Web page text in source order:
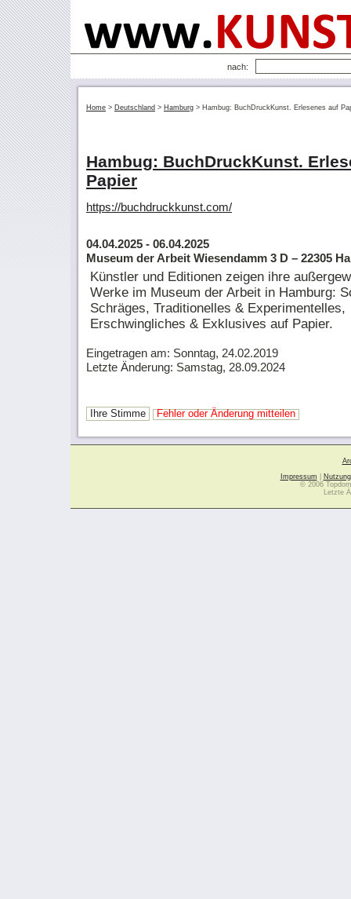
nach:
Home > Deutschland > Hamburg > Hambug: BuchDruckKunst. Erlesenes auf
Hambug: BuchDruckKunst.
Papier
https://buchdruckkunst.com/
04.04.2025 - 06.04.2025
Museum der Arbeit Wiesendamm 3 D – 22305
Künstler und Editionen zeigen ihre
Werke im Museum der Arbeit in Hamburg:
Schräges, Traditionelles & Experimentelles,
Erschwingliches & Exklusives auf Papier.
Eingetragen am: Sonntag, 24.02.2019
Letzte Änderung: Samstag, 28.09.2024
Ihre Stimme Fehler oder Änderung mitteilen
Impressum
© 2006
Letzte